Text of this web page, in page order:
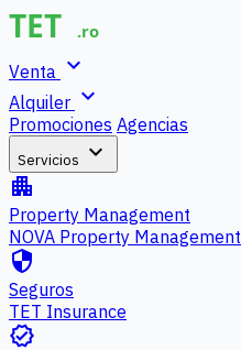
Venta expand_more
Alquiler expand_more
Promociones Agencias
Servicios expand_more
apartment
Property Management
NOVA Property Management
security
Seguros
TET Insurance
verified